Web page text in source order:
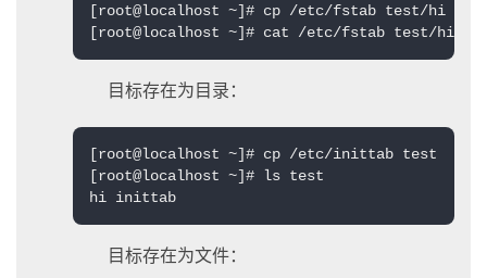
[root@localhost ~]# cp /etc/fstab test/hi
[root@localhost ~]# cat /etc/fstab test/hi
目标存在为目录：
[root@localhost ~]# cp /etc/inittab test
[root@localhost ~]# ls test
hi inittab
目标存在为文件：